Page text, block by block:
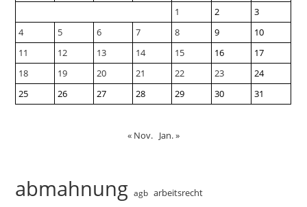
1
2
3
4
5 6 7 8 9
10
11
12 13 14 15 16
17
18
19 20 21 22 23
24
25
26 27 28 29 30 31
« Nov. Jan. »
abmahnung agb arbeitsrecht